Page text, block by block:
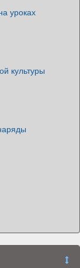
уроках
культуры